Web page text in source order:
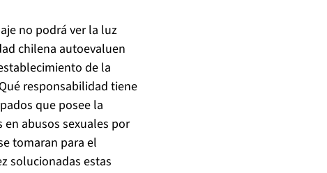
no podrá ver la luz
chilena autoevaluen
de la
responsabilidad tiene
que posee la
abusos sexuales por
tomaran para el
solucionadas estas